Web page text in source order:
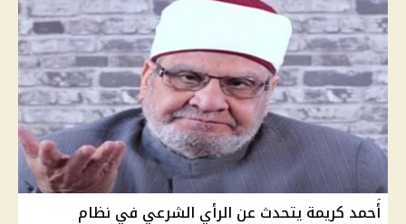
أحمد كريمة يتحدث عن الرأي الشرعي في نظام